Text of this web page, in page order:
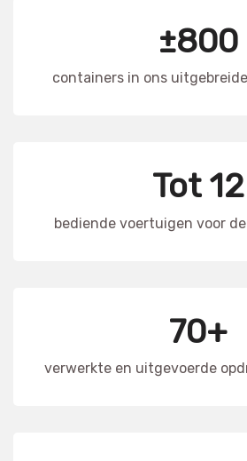
±800
containers in ons
Tot 12
bediende voertuigen voor
70+
verwerkte en uitgevoerde